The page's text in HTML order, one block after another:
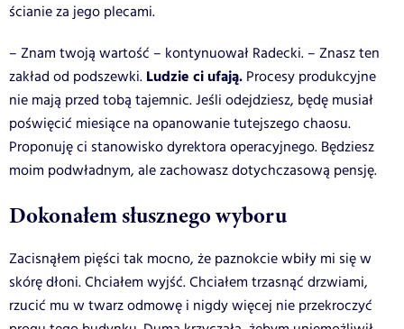
ścianie za jego plecami.
– Znam twoją wartość – kontynuował Radecki. – Znasz ten
zakład od podszewki. Ludzie ci ufają. Procesy produkcyjne
nie mają przed tobą tajemnic. Jeśli odejdziesz, będę musiał
poświęcić miesiące na opanowanie tutejszego chaosu.
Proponuję ci stanowisko dyrektora operacyjnego. Będziesz
moim podwładnym, ale zachowasz dotychczasową pensję.
Dokonałem słusznego wyboru
Zacisnąłem pięści tak mocno, że paznokcie wbiły mi się w
skórę dłoni. Chciałem wyjść. Chciałem trzasnąć drzwiami,
rzucić mu w twarz odmowę i nigdy więcej nie przekroczyć